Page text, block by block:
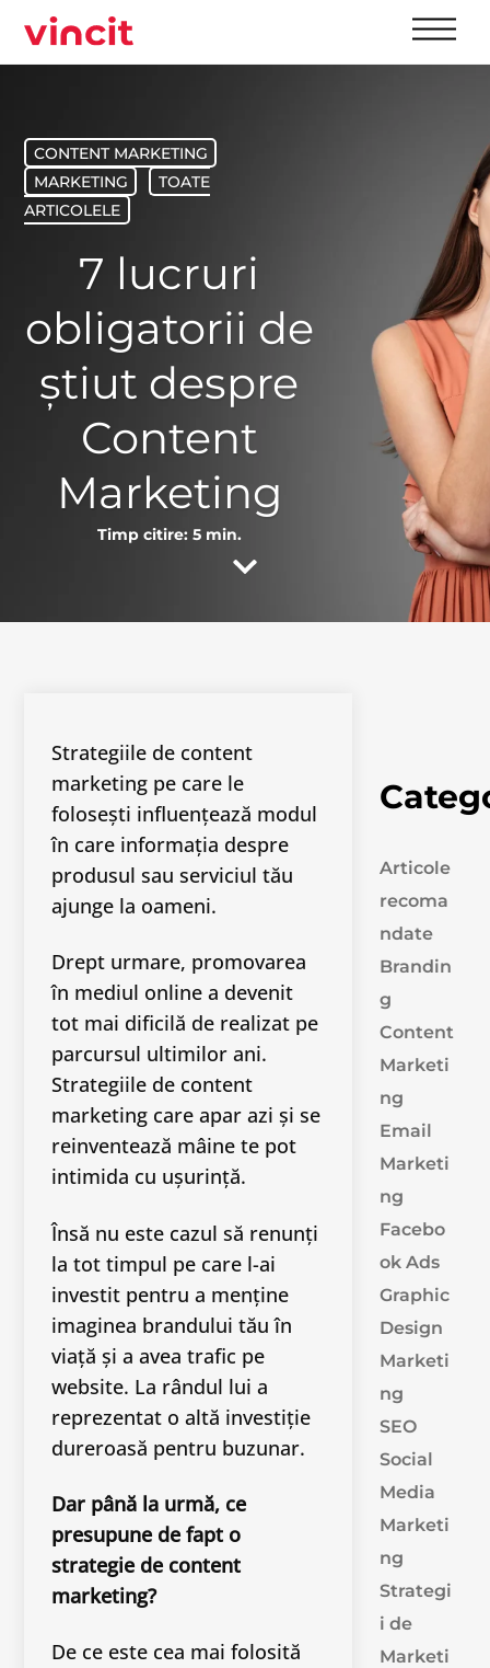
content
CONTENT MARKETING
MARKETING
TOATE
ARTICOLELE
7 lucruri
obligatorii de
știut despre
Content
Marketing
Timp citire:
Strategiile de content
marketing pe care le
folosești influențează modul
în care informația despre
produsul sau serviciul tău
ajunge la oameni.
Drept urmare, promovarea
în mediul online a devenit
tot mai dificilă de realizat pe
parcursul ultimilor ani.
Strategiile de content
marketing care apar azi și se
reinventează mâine te pot
intimida cu ușurință.
Însă nu este cazul să renunți
la tot timpul pe care l-ai
investit pentru a menține
imaginea brandului tău în
viață și a avea trafic pe
website. La rândul lui a
reprezentat o altă investiție
dureroasă pentru buzunar.
Dar până la urmă, ce
presupune de fapt o
strategie de content
marketing?
De ce este cea mai folosită
Articole
recoma
ndate
Brandin
g
Content
Marketi
ng
Email
Marketi
ng
Facebo
ok Ads
Graphic
Design
Marketi
ng
SEO
Social
Media
Marketi
ng
Strategi
i de
Marketi